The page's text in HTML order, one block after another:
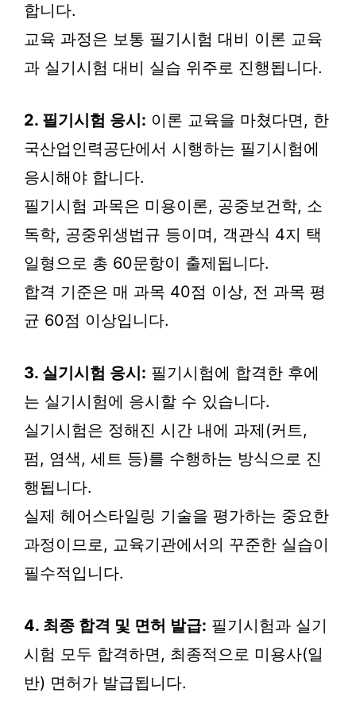
합니다.
교육 과정은 보통 필기시험 대비 이론 교육
과 실기시험 대비 실습 위주로 진행됩니다.
2. 필기시험 응시: 이론 교육을 마쳤다면, 한
국산업인력공단에서 시행하는 필기시험에
응시해야 합니다.
필기시험 과목은 미용이론, 공중보건학, 소
독학, 공중위생법규 등이며, 객관식 4지 택
일형으로 총 60문항이 출제됩니다.
합격 기준은 매 과목 40점 이상, 전 과목 평
균 60점 이상입니다.
3. 실기시험 응시: 필기시험에 합격한 후에
는 실기시험에 응시할 수 있습니다.
실기시험은 정해진 시간 내에 과제(커트,
펌, 염색, 세트 등)를 수행하는 방식으로 진
행됩니다.
실제 헤어스타일링 기술을 평가하는 중요한
과정이므로, 교육기관에서의 꾸준한 실습이
필수적입니다.
4. 최종 합격 및 면허 발급: 필기시험과 실기
시험 모두 합격하면, 최종적으로 미용사(일
반) 면허가 발급됩니다.